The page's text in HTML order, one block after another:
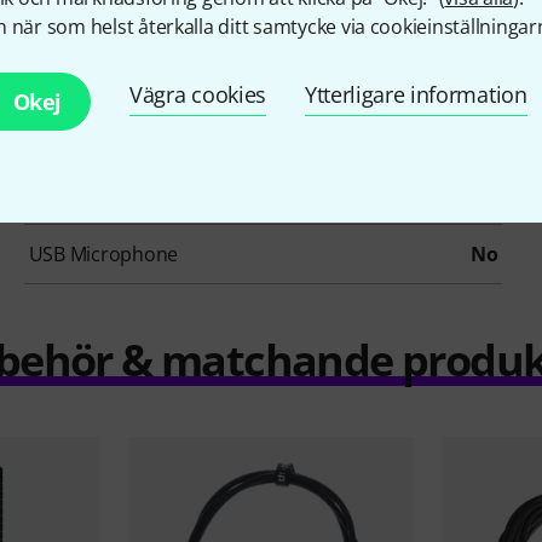
när som helst återkalla ditt samtycke via
Okej Vägra cookies Ytterligare information
Tube No
Omnidirectional
Figure-8
USB Microphone No
& matchande